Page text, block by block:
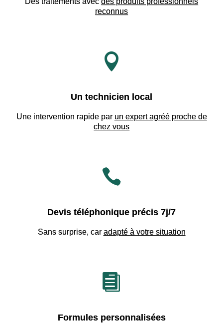
reconnus

Un technicien local
Une intervention rapide par un expert agréé proche de
chez vous

Devis téléphonique précis 7j/7
Sans surprise, car adapté à votre situation

Formules personnalisées